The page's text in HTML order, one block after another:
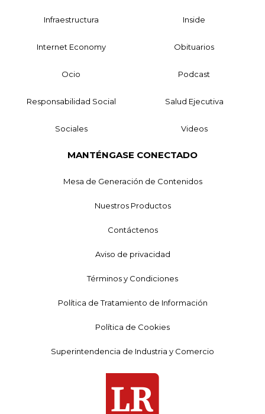
Infraestructura Inside
Internet Economy Obituarios
Ocio Podcast
Responsabilidad Social Salud Ejecutiva
Sociales Videos
MANTÉNGASE CONECTADO
Mesa de Generación de Contenidos
Nuestros Productos
Contáctenos
Aviso de privacidad
Términos y Condiciones
Política de Tratamiento de Información
Política de Cookies
Superintendencia de Industria y Comercio